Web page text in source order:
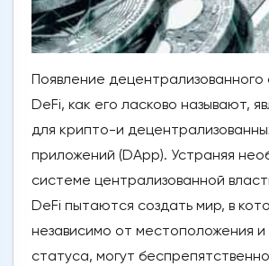
Появление децентрализованного
DeFi, как его ласково называют,
для крипто-и
приложений (DApp). Устраняя
системе централизованной
DeFi пытаются создать мир, в
независимо от местоположения и
статуса, могут